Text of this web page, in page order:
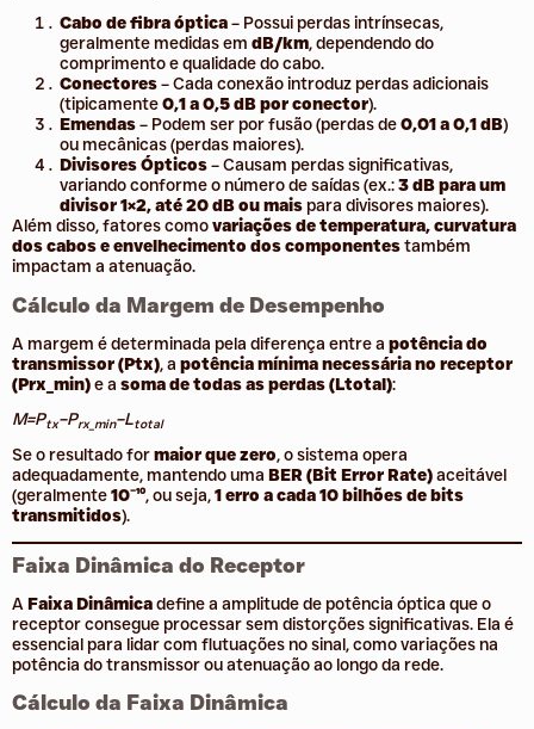
Cabo de fibra óptica– Possui perdas intrínsecas,
geralmente medidas em dB/km, dependendo do
comprimento e qualidade do cabo.
Conectores– Cada conexão introduz perdas adicionais
(tipicamente0,1 a 0,5 dB por conector).
Emendas– Podem ser por fusão (perdas de0,01 a 0,1 dB)
ou mecânicas (perdas maiores).
Divisores Ópticos– Causam perdas significativas,
variando conforme o número de saídas (ex.:3 dB para um
divisor 1×2, até 20 dB ou maispara divisores maiores).
Além disso, fatores comovariações de temperatura, curvatura
dos cabos e envelhecimento dos componentestambém
impactam a atenuação.
Cálculo da Margem de Desempenho
A margem é determinada pela diferença entre a potência do
transmissor (Ptx), a potência mínima necessária no receptor
(Prx_min)e a soma de todas as perdas (Ltotal):
M=Ptx−Prx_min−Ltotal​
Se o resultado formaior que zero, o sistema opera
adequadamente, mantendo uma BER (Bit Error Rate)aceitável
(geralmente10⁻¹⁰, ou seja,1 erro a cada 10 bilhões de bits
transmitidos).
Faixa Dinâmica do Receptor
AFaixa Dinâmicadefine a amplitude de potência óptica que o
receptor consegue processar sem distorções significativas. Ela é
essencial para lidar com flutuações no sinal, como variações na
potência do transmissor ou atenuação ao longo da rede.
Cálculo da Faixa Dinâmica